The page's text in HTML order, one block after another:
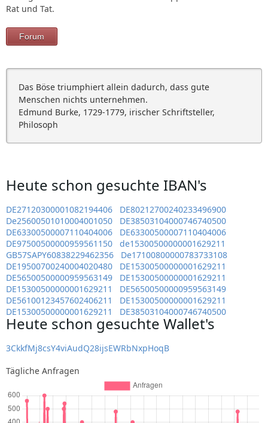
Rat und Tat.
Forum
Das Böse triumphiert allein dadurch, dass gute
Menschen nichts unternehmen.
Edmund Burke, 1729-1779, irischer Schriftsteller,
Philosoph
Heute schon gesuchte IBAN's
DE27120300001082194406
DE80212700240233496900
De25600501010004001050
DE38503104000746740500
DE63300500007110404006
DE63300500007110404006
DE97500500000959561150
de15300500000001629211
GB57SAPY60838229462356
De17100800000783733108
DE19500700240004020480
DE15300500000001629211
DE56500500000959563149
DE15300500000001629211
DE15300500000001629211
DE56500500000959563149
DE56100123457602406211
DE15300500000001629211
DE15300500000001629211
DE38503104000746740500
Heute schon gesuchte Wallet's
3CkkfMj8csY4viAudQ28ijsEWRbNxpHoqB
Tägliche Anfragen